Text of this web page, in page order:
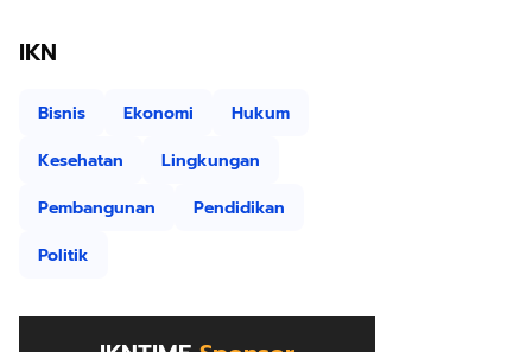
IKN
Bisnis Ekonomi
Hukum
Kesehatan
Lingkungan
Pembangunan
Pendidikan
Politik